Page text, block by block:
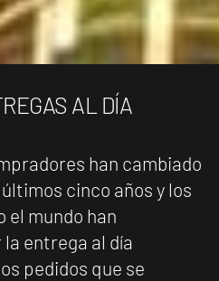
AL DÍA
han cambiado
cinco años y los
el mundo han
entrega al día
pedidos que se